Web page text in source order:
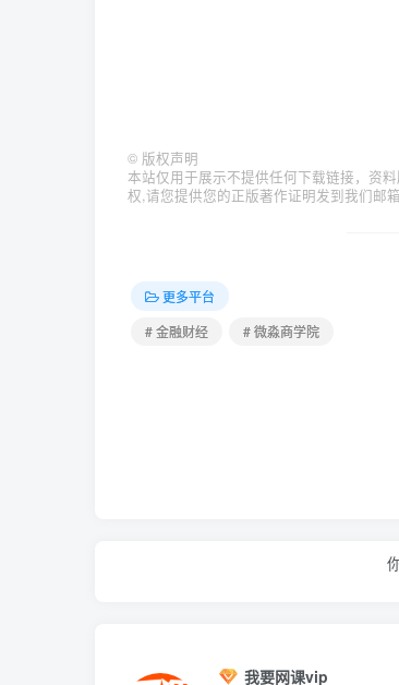
© 版权声明
本站仅用于展示不提供任何下载链接，资
权,请您提供您的正版著作证明发到我们邮
更多平台
# 金融财经
# 微淼商学院
我要网课vip